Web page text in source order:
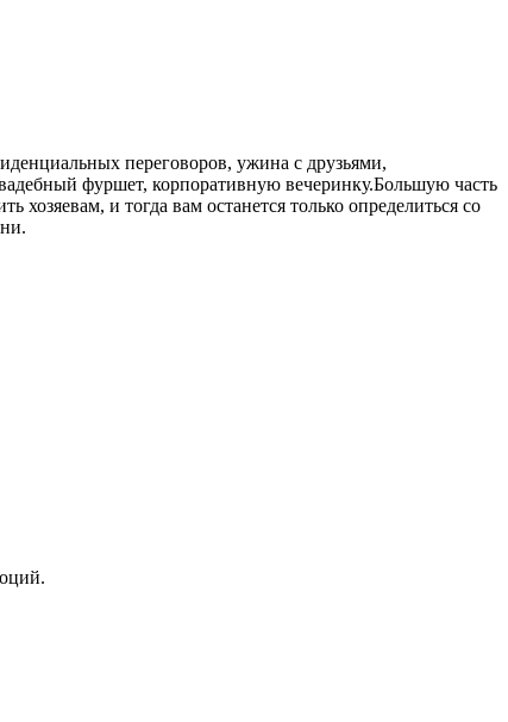
переговоров, ужина с друзьями,
фуршет, корпоративную вечеринку.Большую часть
и тогда вам останется только определиться со